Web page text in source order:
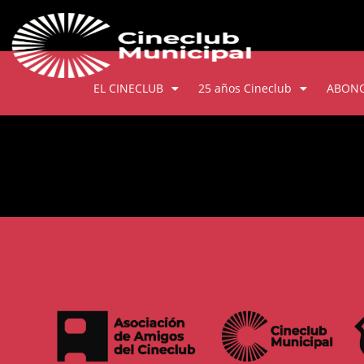
EL CINECLUB 25 años Cineclub